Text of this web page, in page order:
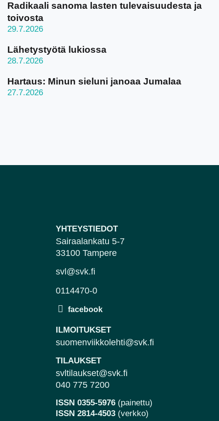
Radikaali sanoma lasten tulevaisuudesta ja
toivosta
29.7.2026
Lähetystyötä lukiossa
28.7.2026
Hartaus: Minun sieluni janoaa Jumalaa
27.7.2026
YHTEYSTIEDOT
Sairaalankatu 5-7
33100 Tampere
svl@svk.fi
0114470-0
ILMOITUKSET
suomenviikkolehti@svk.fi
TILAUKSET
svltilaukset@svk.fi
040 775 7200
ISSN 0355-5976 (painettu)
ISSN 2814-4503 (verkko)